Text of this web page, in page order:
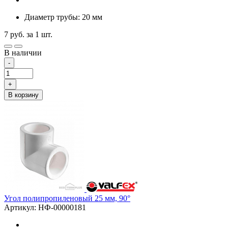
Диаметр трубы: 20 мм
7 руб. за 1 шт.
В наличии
-
+
В корзину
Угол полипропиленовый 25 мм, 90°
Артикул: НФ-00000181